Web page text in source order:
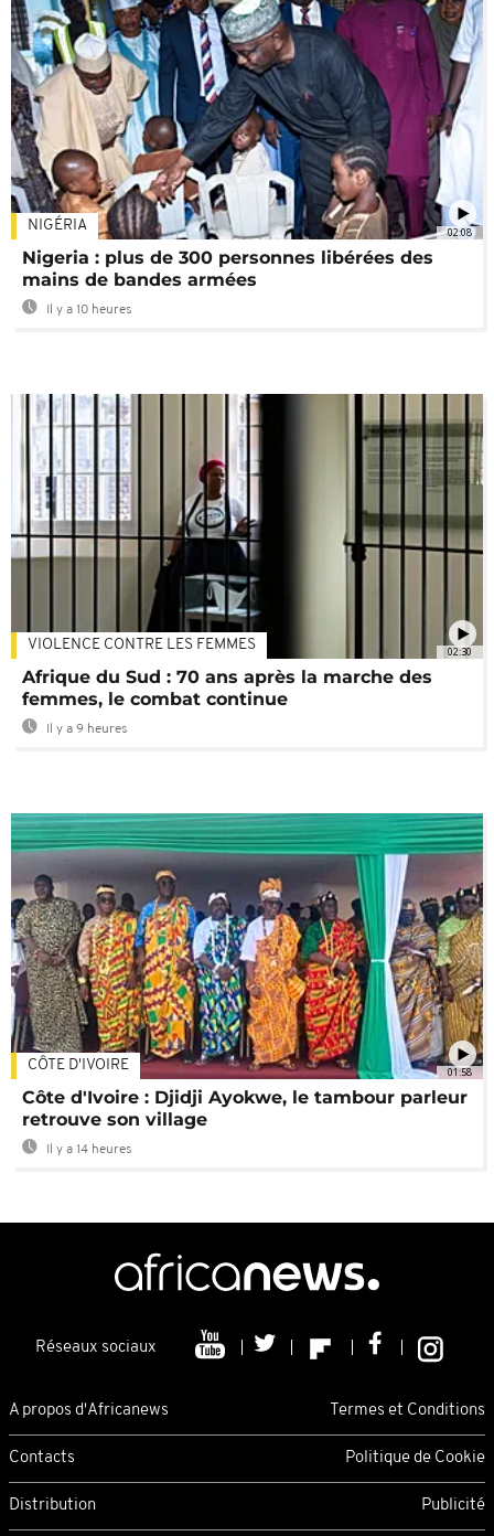
02:08
NIGÉRIA
Nigeria : plus de 300 personnes libérées des
mains de bandes armées
Il y a 10 heures
02:30
VIOLENCE CONTRE LES FEMMES
Afrique du Sud : 70 ans après la marche des
femmes, le combat continue
Il y a 9 heures
01:58
CÔTE D'IVOIRE
Côte d'Ivoire : Djidji Ayokwe, le tambour parleur
retrouve son village
Il y a 14 heures
Réseaux sociaux
A propos d'Africanews Termes et Conditions
Contacts Politique de Cookie
Distribution Publicité